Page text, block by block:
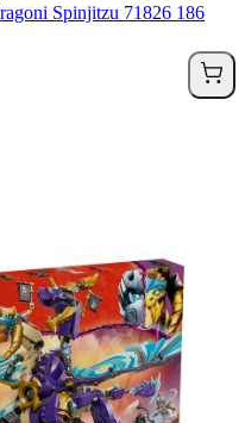
Spinjitzu 71826 186